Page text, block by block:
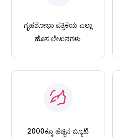
ಗೃಹಶೋಭಾ ಪತ್ರಿಕೆಯ ಎಲ್ಲಾ
ಹೊಸ ಲೇಖನಗಳು
2000ಕ್ಕೂ ಹೆಚ್ಚಿನ ಬ್ಯೂಟಿ